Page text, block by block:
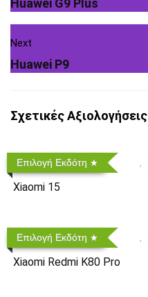
Huawei G9 Plus
Next
Huawei P9
Σχετικές Αξιολογήσεις
Επιλογή Εκδότη
Xiaomi 15
Επιλογή Εκδότη
Xiaomi Redmi K80 Pro